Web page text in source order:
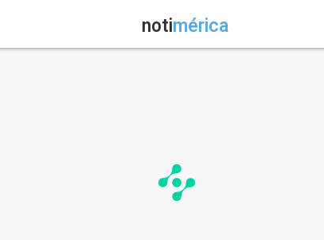
notimérica